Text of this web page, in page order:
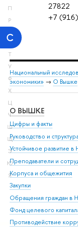
П
Р
С
Т
У
Ф
Х
Ц
Ч
Ш
Щ
Э
Ю
Я
27822
+7
Национальный
экономики» → О Вышке
О ВЫШКЕ
Цифры и факты
Руководство и
Устойчивое развитие
Преподаватели и
Корпуса и общежития
Закупки
Обращения граждан в
Фонд целевого
Противодействие